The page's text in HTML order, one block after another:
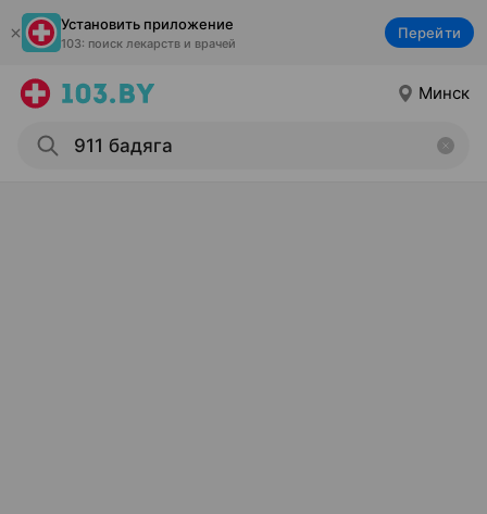
Установить приложение
103: поиск лекарств и врачей
Перейти
Минск